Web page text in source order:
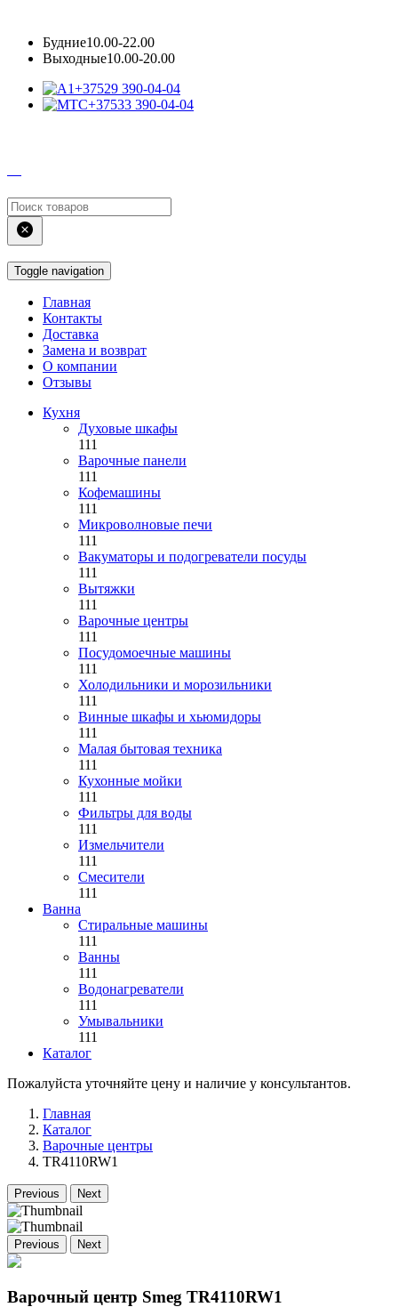
Будние10.00-22.00
Выходные10.00-20.00
+37529 390-04-04
+37533 390-04-04
Toggle navigation
Главная
Контакты
Доставка
Замена и возврат
О компании
Отзывы
Кухня
Духовые шкафы
111
Варочные панели
111
Кофемашины
111
Микроволновые печи
111
Вакуматоры и подогреватели посуды
111
Вытяжки
111
Варочные центры
111
Посудомоечные машины
111
Холодильники и морозильники
111
Винные шкафы и хьюмидоры
111
Малая бытовая техника
111
Кухонные мойки
111
Фильтры для воды
111
Измельчители
111
Смесители
111
Ванна
Стиральные машины
111
Ванны
111
Водонагреватели
111
Умывальники
111
Каталог
Пожалуйста уточняйте цену и наличие у консультантов.
Главная
Каталог
Варочные центры
TR4110RW1
Previous Next
Previous Next
Варочный центр Smeg TR4110RW1